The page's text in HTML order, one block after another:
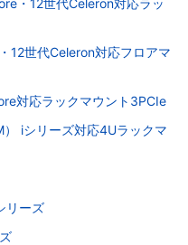
12世代Celeron対応フロアマ
対応ラックマウント3PCIe
iシリーズ対応4Uラックマ
リーズ